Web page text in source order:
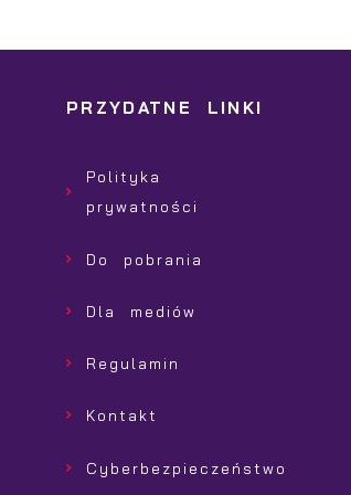
PRZYDATNE LINKI
Polityka
prywatności
Do pobrania
Dla mediów
Regulamin
Kontakt
Cyberbezpieczeństwo
społecznościowych.